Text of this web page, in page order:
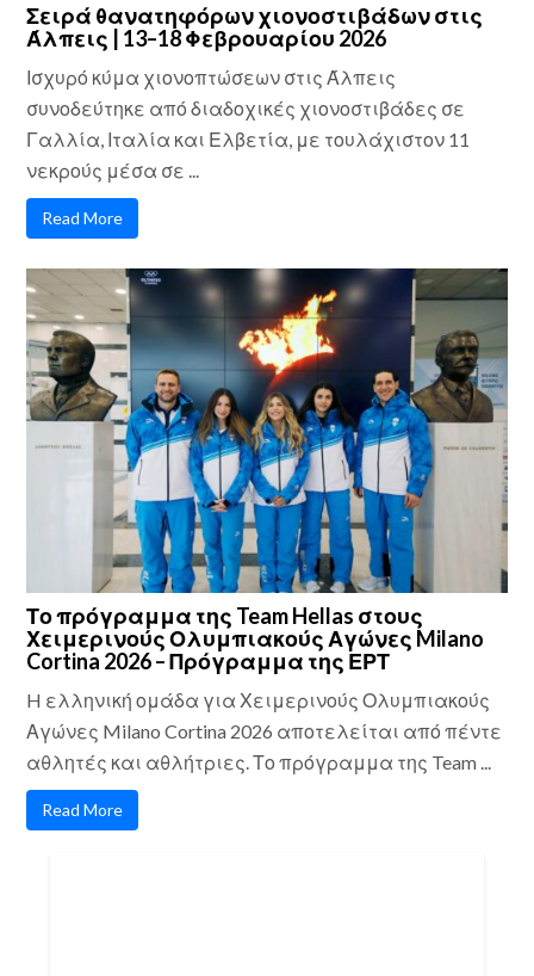
Σειρά θανατηφόρων χιονοστιβάδων στις
Άλπεις | 13–18 Φεβρουαρίου 2026
Ισχυρό κύμα χιονοπτώσεων στις Άλπεις
συνοδεύτηκε από διαδοχικές χιονοστιβάδες σε
Γαλλία, Ιταλία και Ελβετία, με τουλάχιστον 11
νεκρούς μέσα σε ...
Read More
Το πρόγραμμα της Team Hellas στους
Χειμερινούς Ολυμπιακούς Αγώνες Milano
Cortina 2026 – Πρόγραμμα της ΕΡΤ
H ελληνική ομάδα για Χειμερινούς Ολυμπιακούς
Αγώνες Milano Cortina 2026 αποτελείται από πέντε
αθλητές και αθλήτριες. Το πρόγραμμα της Team ...
Read More